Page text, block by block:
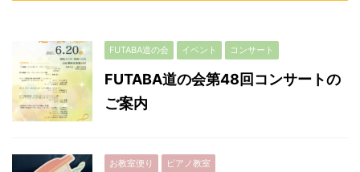
FUTABA道の会 イベント コンサート
FUTABA道の会第48回コンサートの
ご案内
お教室便り ピアノ教室